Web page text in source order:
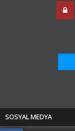
SOSYAL MEDYA